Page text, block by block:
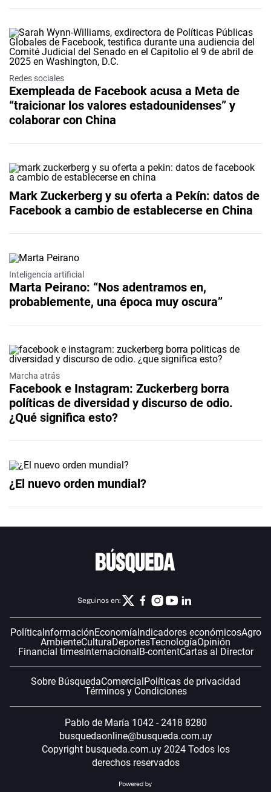
Redes sociales
Exempleada de Facebook acusa a Meta de
“traicionar los valores estadounidenses” y
colaborar con China
Mark Zuckerberg y su oferta a Pekín: datos de
Facebook a cambio de establecerse en China
Inteligencia artificial
Marta Peirano: “Nos adentramos en,
probablemente, una época muy oscura”
Marcha atrás
Facebook e Instagram: Zuckerberg borra
políticas de diversidad y discurso de odio.
¿Qué significa esto?
¿El nuevo orden mundial?
Seguinos en:
Política InformaciónEconomía Indicadores económicosAgro
AmbienteCulturaDeportesTecnologíaOpinión
Financial timesInternacional B-contentCartas al Director
Sobre BúsquedaComercial Políticas de privacidad
Términos y Condiciones
Pablo de María 1042 - 2418 8280
busquedaonline@busqueda.com.uy
Copyright busqueda.com.uy 2024 Todos los
derechos reservados